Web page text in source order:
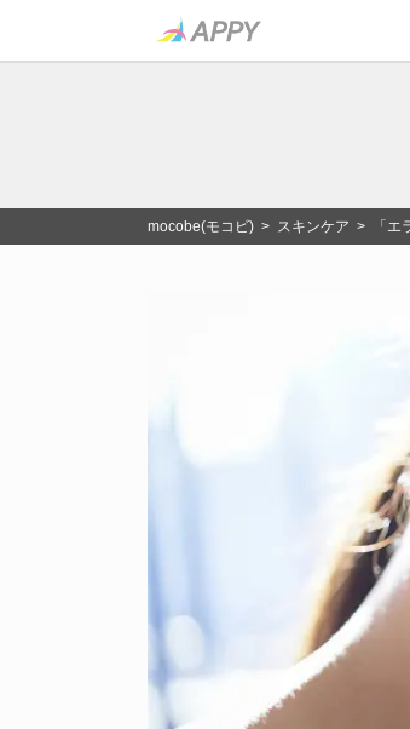
mocobe(モコビ) > スキンケア > 「エ